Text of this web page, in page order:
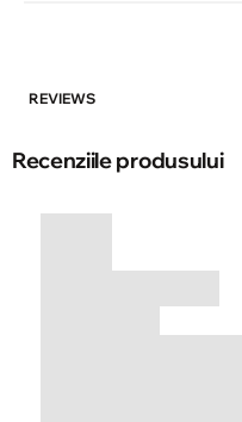
REVIEWS
Recenziile produsului